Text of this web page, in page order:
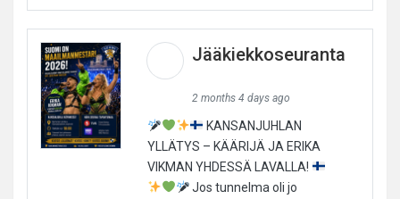
Jääkiekkoseuranta
2 months 4 days ago
KANSANJUHLAN
YLLÄTYS – KÄÄRIJÄ JA ERIKA
VIKMAN YHDESSÄ LAVALLA!
Jos tunnelma oli jo